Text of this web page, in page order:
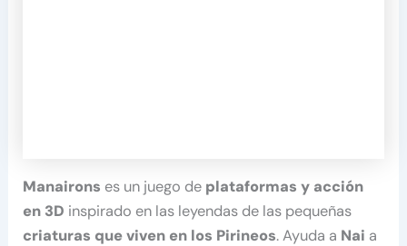
Manairons es un juego de plataformas y acción
en 3D inspirado en las leyendas de las pequeñas
criaturas que viven en los Pirineos. Ayuda a Nai a